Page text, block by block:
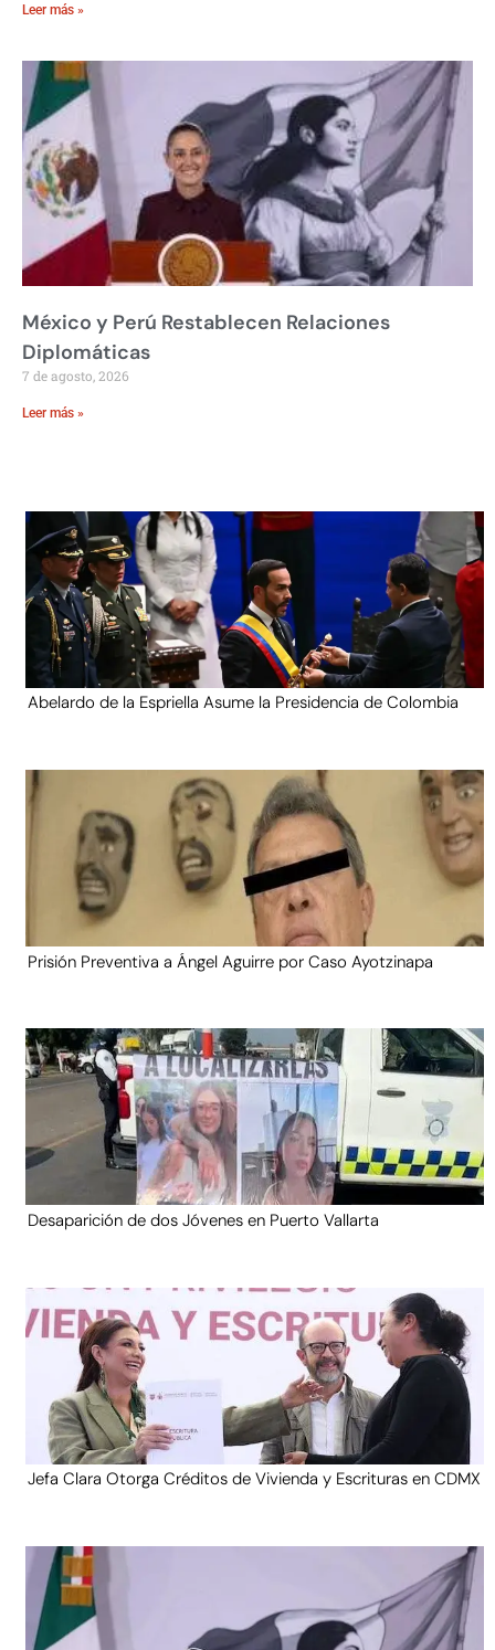
Leer más »
México y Perú Restablecen Relaciones
Diplomáticas
7 de agosto, 2026
Leer más »
Abelardo de la Espriella Asume la Presidencia de Colombia
Prisión Preventiva a Ángel Aguirre por Caso Ayotzinapa
Desaparición de dos Jóvenes en Puerto Vallarta
Jefa Clara Otorga Créditos de Vivienda y Escrituras en CDMX